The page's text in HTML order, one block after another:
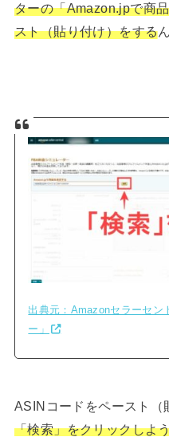
ターの「Amazon.jpで商
スト（貼り付け）をする
出典元：Amazonセラーセン
ー」
ASINコードをペースト（
「検索」をクリックしよ